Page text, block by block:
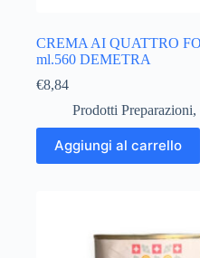
CREMA AI QUATTRO
ml.560 DEMETRA
€8,84
Prodotti Preparazioni,
Aggiungi al carrello